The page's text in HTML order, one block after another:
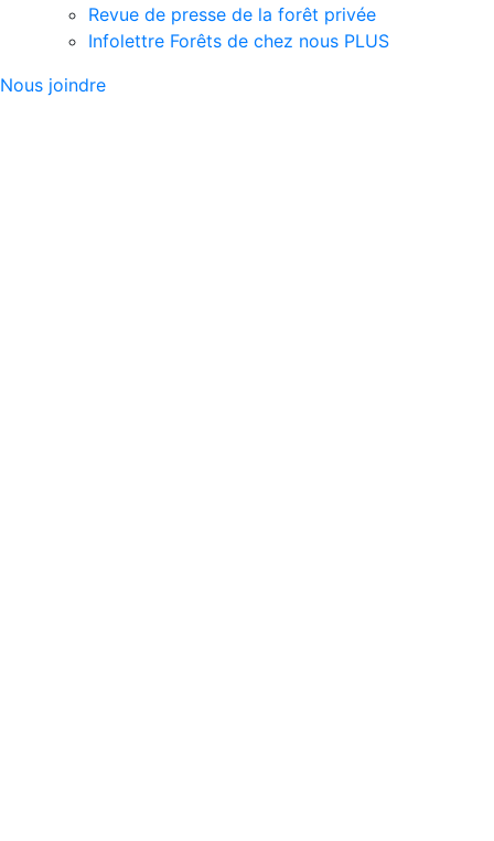
Revue de presse de la forêt privée
Infolettre Forêts de chez nous PLUS
Nous joindre